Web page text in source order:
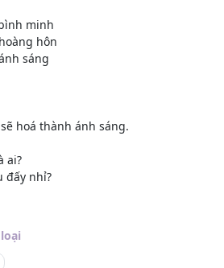
minh
hôn
sáng
hoá thành ánh sáng.
ai?
đấy nhỉ?